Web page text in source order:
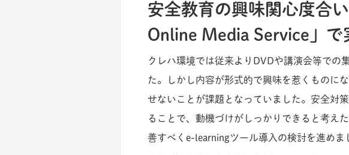
安全教育の興味関心度合
Online Media Service」で
クレハ環境では従来よりDVDや講演会等での
た。しかし内容が形式的で興味を惹くものに
せないことが課題となっていました。安全対
ることで、動機づけがしっかりできると考え
善すべくe-learningツール導入の検討を進めま